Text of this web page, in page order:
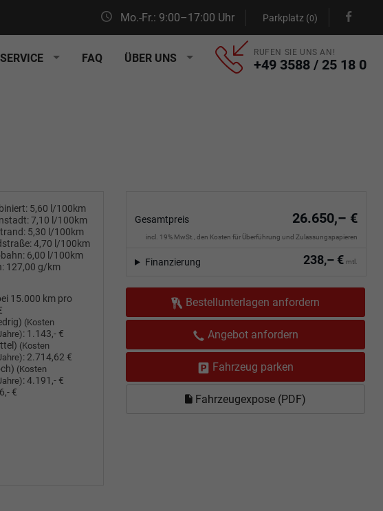
Mo.-Fr.: 9:00–17:00 Uhr Parkplatz (0)
SERVICE FAQ ÜBER UNS RUFEN SIE UNS AN!
+49 3588 / 25 18 0
Gesamtpreis 26.650,– €
incl. 19% MwSt., den Kosten für Überführung und Zulassungspapieren
238,– € mtl.
Finanzierung
Bestellunterlagen anfordern
Angebot anfordern
Fahrzeug parken
Fahrzeugexpose (PDF)
5,60 l/100km
7,10 l/100km
5,30 l/100km
4,70 l/100km
6,00 l/100km
127,00 g/km
15.000 km pro
(Kosten
: 1.143,- €
(Kosten
: 2.714,62 €
(Kosten
:4.191,- €
€